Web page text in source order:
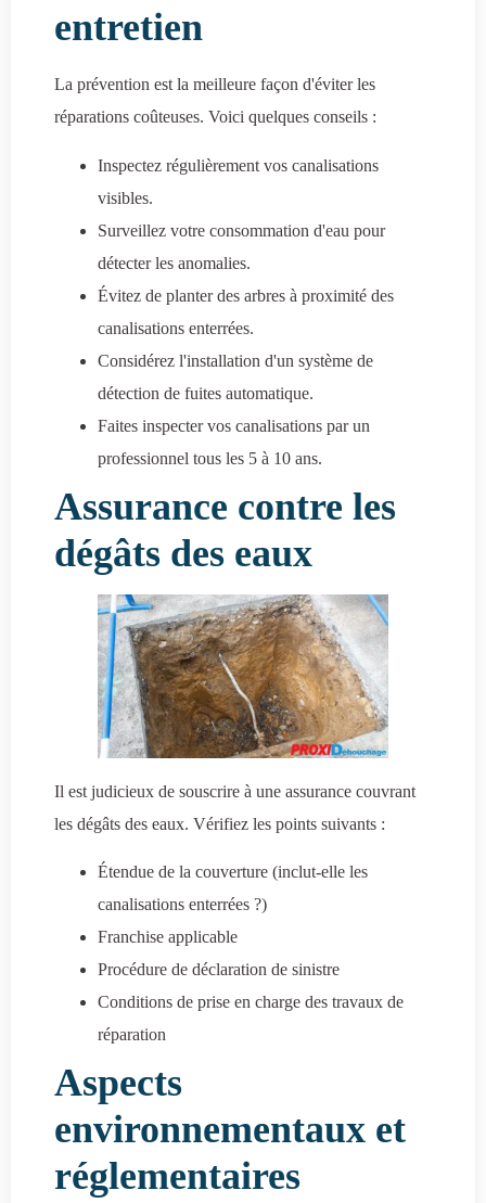
entretien
La prévention est la meilleure façon d'éviter les
réparations coûteuses. Voici quelques conseils :
Inspectez régulièrement vos canalisations
visibles.
Surveillez votre consommation d'eau pour
détecter les anomalies.
Évitez de planter des arbres à proximité des
canalisations enterrées.
Considérez l'installation d'un système de
détection de fuites automatique.
Faites inspecter vos canalisations par un
professionnel tous les 5 à 10 ans.
Assurance contre les
dégâts des eaux
Il est judicieux de souscrire à une assurance couvrant
les dégâts des eaux. Vérifiez les points suivants :
Étendue de la couverture (inclut-elle les
canalisations enterrées ?)
Franchise applicable
Procédure de déclaration de sinistre
Conditions de prise en charge des travaux de
réparation
Aspects
environnementaux et
réglementaires